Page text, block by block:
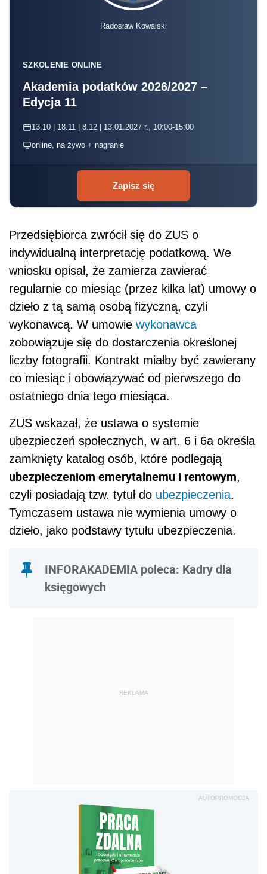
Radosław Kowalski
SZKOLENIE ONLINE
Akademia podatków 2026/2027 –
Edycja 11
13.10 | 18.11 | 8.12 | 13.01.2027 r., 10:00-15:00
online, na żywo + nagranie
Zapisz się
Przedsiębiorca zwrócił się do ZUS o
indywidualną interpretację podatkową. We
wniosku opisał, że zamierza zawierać
regularnie co miesiąc (przez kilka lat) umowy o
dzieło z tą samą osobą fizyczną, czyli
wykonawcą. W umowie wykonawca
zobowiązuje się do dostarczenia określonej
liczby fotografii. Kontrakt miałby być zawierany
co miesiąc i obowiązywać od pierwszego do
ostatniego dnia tego miesiąca.
ZUS wskazał, że ustawa o systemie
ubezpieczeń społecznych, w art. 6 i 6a określa
zamknięty katalog osób, które podlegają
ubezpieczeniom emerytalnemu i rentowym,
czyli posiadają tzw. tytuł do ubezpieczenia.
Tymczasem ustawa nie wymienia umowy o
dzieło, jako podstawy tytułu ubezpieczenia.
INFORAKADEMIA poleca: Kadry dla
księgowych
REKLAMA
AUTOPROMOCJA